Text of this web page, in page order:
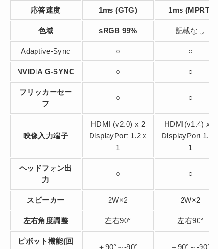
応答速度 1ms (GTG) 1ms (MPRT)
色域 sRGB 99% 記載なし
Adaptive-Sync ○ ○
NVIDIA G-SYNC ○ ○
フリッカーセー
フ
○ ○
映像入力端子
HDMI (v2.0) x 2
DisplayPort 1.2 x
1
HDMI(v1.4) x 2
DisplayPort 1.2
1
ヘッドフォン出
力
○ ○
スピーカー 2W×2 2W×2
左右角度調整 左右90° 左右90°
ピボット機能(回
＋90°～-90° ＋90°～-90°